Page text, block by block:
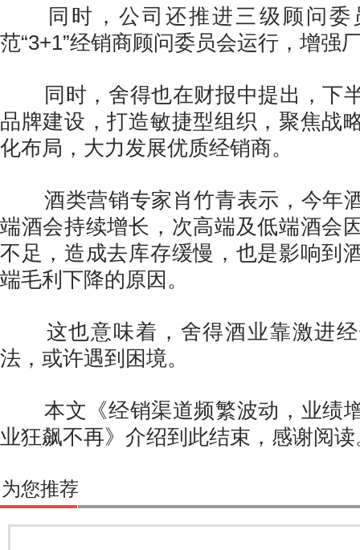
同时，公司还推进三级顾问委
范“3+1”经销商顾问委员会运行，增强
同时，舍得也在财报中提出，下
品牌建设，打造敏捷型组织，聚焦战
化布局，大力发展优质经销商。
酒类营销专家肖竹青表示，今年
端酒会持续增长，次高端及低端酒会
不足，造成去库存缓慢，也是影响到
端毛利下降的原因。
这也意味着，舍得酒业靠激进经
法，或许遇到困境。
本文《经销渠道频繁波动，业绩
业狂飙不再》介绍到此结束，感谢阅读
为您推荐